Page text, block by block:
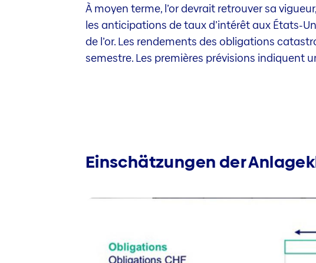
À moyen terme, l’or devrait retrouver sa
les anticipations de taux d’intérêt aux États-
de l’or. Les rendements des obligations
semestre. Les premières prévisions indiquent
Einschätzungen der